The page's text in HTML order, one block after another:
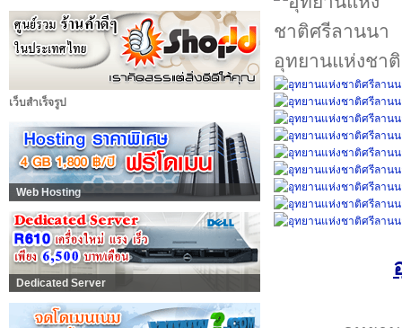
เว็บสำเร็จรูป
Web Hosting
Dedicated Server
อุทยานแห่งชา